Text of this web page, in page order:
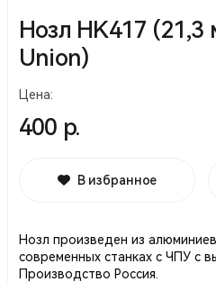
Нозл HK417
Union)
Цена:
400 р.
В избранное
Нозл произведен из
современных станках с ЧПУ с
Производство Россия.